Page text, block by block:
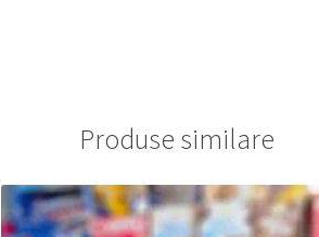
Produse similare